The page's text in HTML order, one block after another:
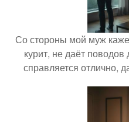
Со стороны мой муж
курит, не даёт
справляется отлично,